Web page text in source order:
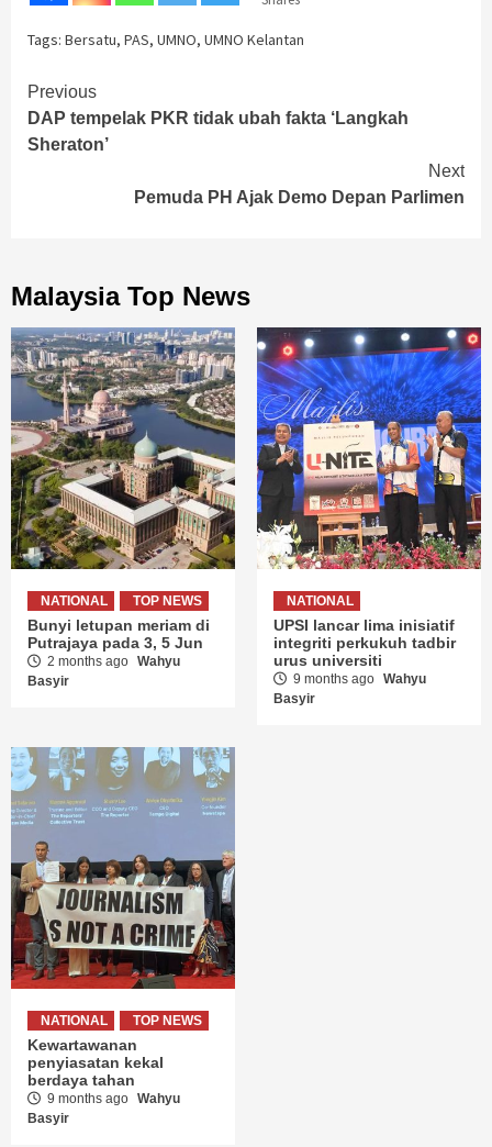
Tags: Bersatu, PAS, UMNO, UMNO Kelantan
Continue
Reading
Previous
DAP tempelak PKR tidak ubah fakta ‘Langkah
Sheraton’
Next
Pemuda PH Ajak Demo Depan Parlimen
Malaysia Top News
NATIONAL TOP NEWS
Bunyi letupan meriam di
Putrajaya pada 3, 5 Jun
2 months ago Wahyu
Basyir
NATIONAL
UPSI lancar lima inisiatif
integriti perkukuh tadbir
urus universiti
9 months ago Wahyu
Basyir
NATIONAL TOP NEWS
Kewartawanan
penyiasatan kekal
berdaya tahan
9 months ago Wahyu
Basyir